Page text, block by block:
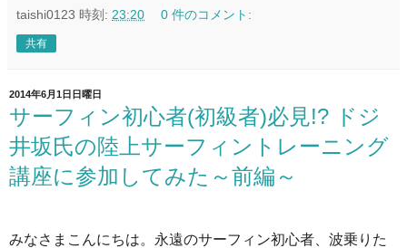
taishi0123 時刻: 23:20 0 件のコメント:
共有
2014年6月1日日曜日
サーフィン初心者(初級者)必見!? ドジ
井坂氏の陸上サーフィントレーニング
講座に参加してみた～前編～
みなさまこんにちは。永遠のサーフィン初心者、波乗りた